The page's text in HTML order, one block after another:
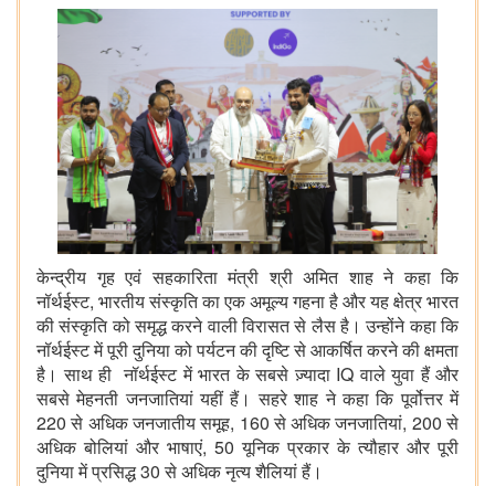
केन्द्रीय गृह एवं सहकारिता मंत्री श्री अमित शाह ने कहा कि
नॉर्थईस्ट, भारतीय संस्कृति का एक अमूल्य गहना है और यह क्षेत्र भारत
की संस्कृति को समृद्ध करने वाली विरासत से लैस है। उन्होंने कहा कि
नॉर्थईस्ट में पूरी दुनिया को पर्यटन की दृष्टि से आकर्षित करने की क्षमता
है। साथ ही नॉर्थईस्ट में भारत के सबसे ज़्यादा IQ वाले युवा हैं और
सबसे मेहनती जनजातियां यहीं हैं। सहरे शाह ने कहा कि पूर्वोत्तर में
220 से अधिक जनजातीय समूह, 160 से अधिक जनजातियां, 200 से
अधिक बोलियां और भाषाएं, 50 यूनिक प्रकार के त्यौहार और पूरी
दुनिया में प्रसिद्ध 30 से अधिक नृत्य शैलियां हैं।